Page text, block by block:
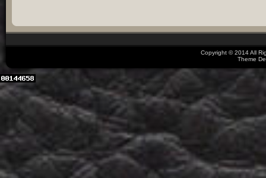
Copyright © 2014 All
Theme